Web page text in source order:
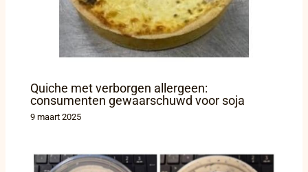
Quiche met verborgen allergeen:
consumenten gewaarschuwd voor soja
9 maart 2025